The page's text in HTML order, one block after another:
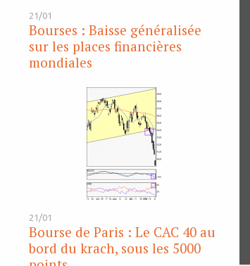
21/01
Bourses : Baisse généralisée
sur les places financières
mondiales
21/01
Bourse de Paris : Le CAC 40 au
bord du krach, sous les 5000